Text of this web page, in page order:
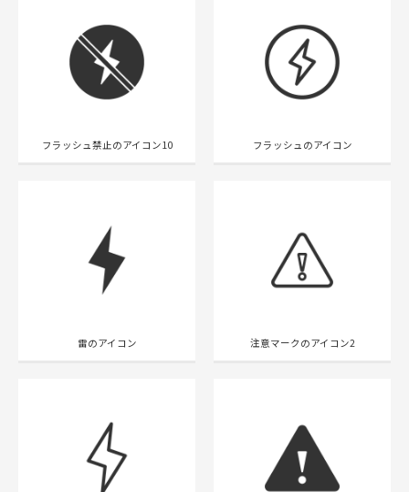
フラッシュ禁止のアイコン10 フラッシュのアイコン
雷のアイコン 注意マークのアイコン2